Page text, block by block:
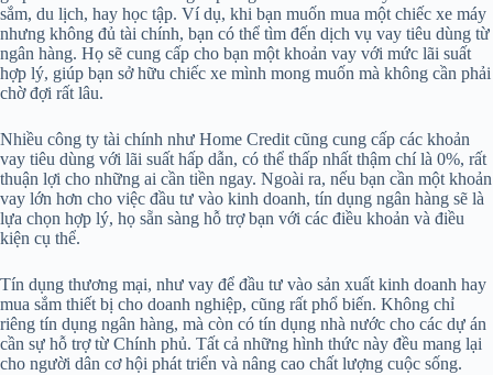
sắm, du lịch, hay học tập. Ví dụ, khi bạn muốn mua một chiếc xe máy
nhưng không đủ tài chính, bạn có thể tìm đến dịch vụ vay tiêu dùng từ
ngân hàng. Họ sẽ cung cấp cho bạn một khoản vay với mức lãi suất
hợp lý, giúp bạn sở hữu chiếc xe mình mong muốn mà không cần phải
chờ đợi rất lâu.
Nhiều công ty tài chính như Home Credit cũng cung cấp các khoản
vay tiêu dùng với lãi suất hấp dẫn, có thể thấp nhất thậm chí là 0%, rất
thuận lợi cho những ai cần tiền ngay. Ngoài ra, nếu bạn cần một khoản
vay lớn hơn cho việc đầu tư vào kinh doanh, tín dụng ngân hàng sẽ là
lựa chọn hợp lý, họ sẵn sàng hỗ trợ bạn với các điều khoản và điều
kiện cụ thể.
Tín dụng thương mại, như vay để đầu tư vào sản xuất kinh doanh hay
mua sắm thiết bị cho doanh nghiệp, cũng rất phổ biến. Không chỉ
riêng tín dụng ngân hàng, mà còn có tín dụng nhà nước cho các dự án
cần sự hỗ trợ từ Chính phủ. Tất cả những hình thức này đều mang lại
cho người dân cơ hội phát triển và nâng cao chất lượng cuộc sống.